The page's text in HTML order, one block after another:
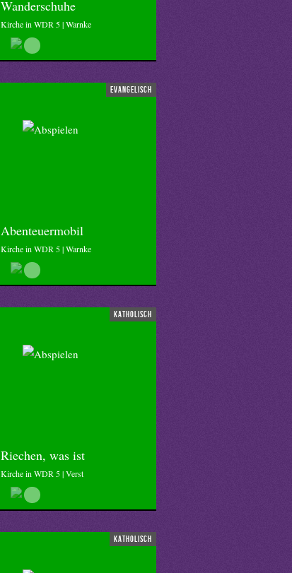
Wanderschuhe
Kirche in WDR 5 | Warnke
evangelisch
Abenteuermobil
Kirche in WDR 5 | Warnke
katholisch
Riechen, was ist
Kirche in WDR 5 | Verst
katholisch